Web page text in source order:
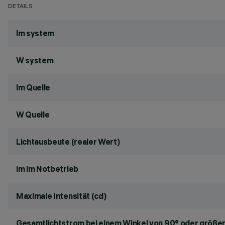
DETAILS
lm system
W system
lm Quelle
W Quelle
Lichtausbeute (realer Wert)
lm im Notbetrieb
Maximale Intensität (cd)
Gesamtlichtstrom bei einem Winkel von 90° oder